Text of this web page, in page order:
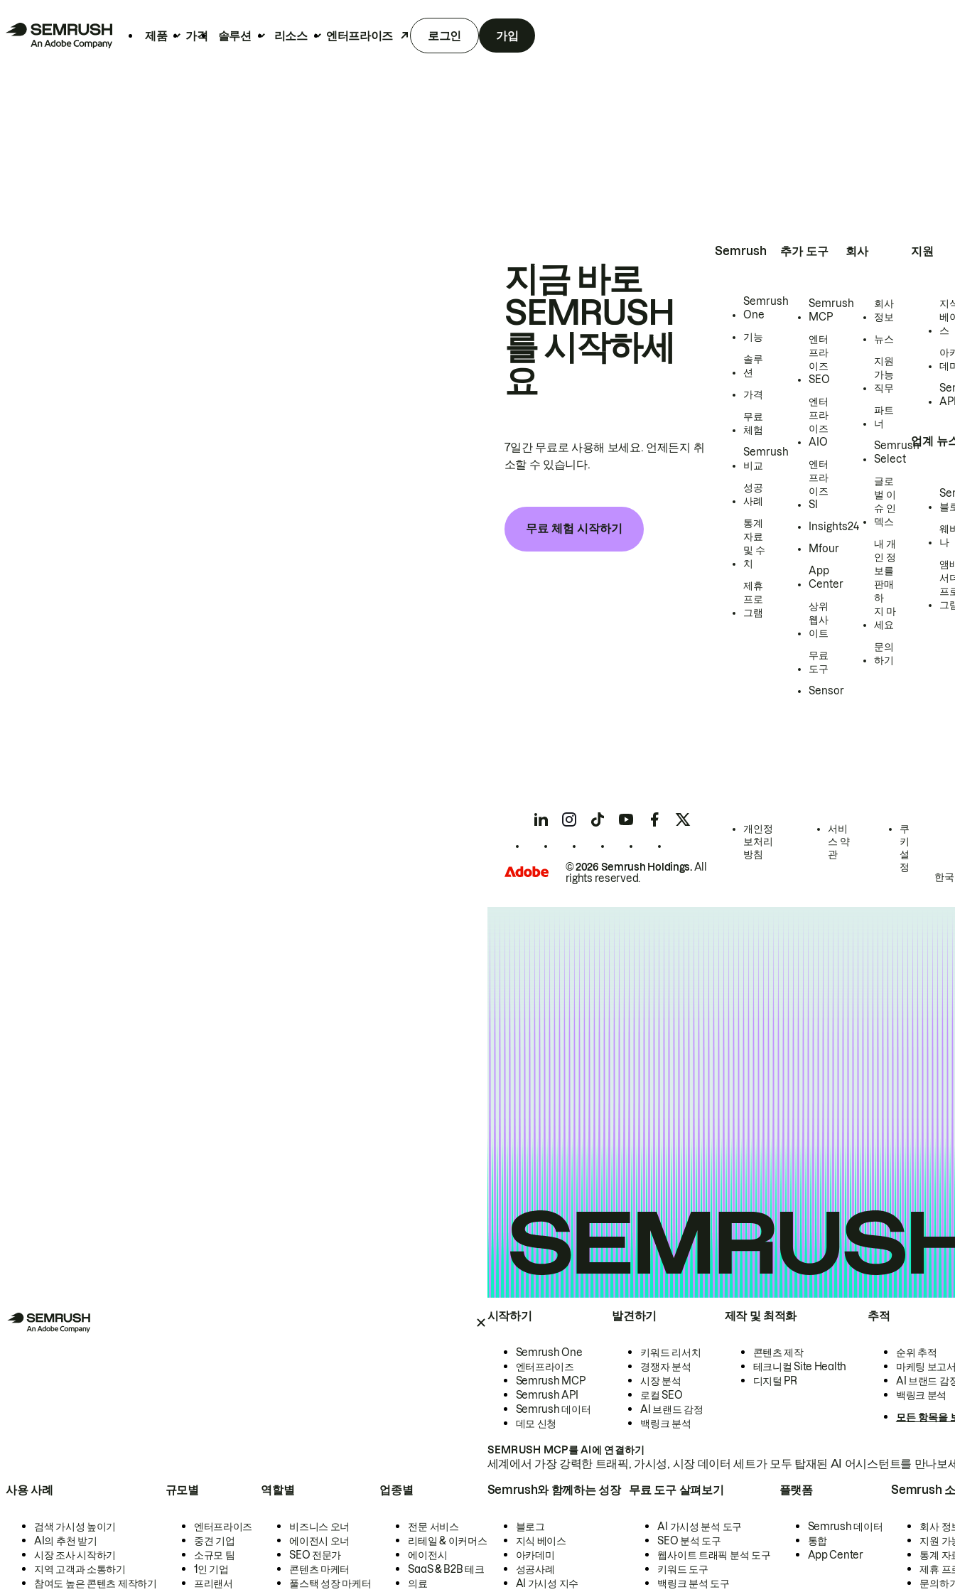
제품 가격 솔루션 리소스 엔터프라이즈 로그인 가입
시작하기
Semrush One
엔터프라이즈
Semrush MCP
Semrush API
Semrush 데이터
데모 신청
발견하기
키워드 리서치
경쟁자 분석
시장 분석
로컬 SEO
AI 브랜드 감정
백링크 분석
제작 및 최적화
콘텐츠 제작
테크니컬 Site Health
디지털 PR
추적
순위 추적
마케팅 보고
AI 브랜드 감
백링크 분석
모든 항목을
SEMRUSH MCP를 AI에 연결하기
세계에서 가장 강력한 트래픽, 가시성, 시장 데이터 세트가 모두 탑재된 AI 어시스턴트를 만나보
사용 사례
검색 가시성 높이기
AI의 추천 받기
시장 조사 시작하기
지역 고객과 소통하기
참여도 높은 콘텐츠 제작하기
규모별
엔터프라이즈
중견 기업
소규모 팀
1인 기업
프리랜서
역할별
비즈니스 오너
에이전시 오너
SEO 전문가
콘텐츠 마케터
풀스택 성장 마케터
업종별
전문 서비스
리테일 & 이커머스
에이전시
SaaS & B2B 테크
의료
Semrush와 함께하는 성장
블로그
지식 베이스
아카데미
성공사례
AI 가시성 지수
무료 도구 살펴보기
AI 가시성 분석 도구
SEO 분석 도구
웹사이트 트래픽 분석 도구
키워드 도구
백링크 분석 도구
플랫폼
Semrush 데이터
통합
App Center
Semrush
회사 정
지원 가
통계 자
제휴 프
문의하
지금 바로
SEMRUSH
를 시작하세
요
7일간 무료로 사용해 보세요. 언제든지 취
소할 수 있습니다.
무료 체험 시작하기
Semrush
Semrush
One
기능
솔루
션
가격
무료
체험
Semrush
비교
성공
사례
통계
자료
및 수
치
제휴
프로
그램
추가 도구
Semrush
MCP
엔터
프라
이즈
SEO
엔터
프라
이즈
AIO
엔터
프라
이즈
SI
Insights24
Mfour
App
Center
상위
웹사
이트
무료
도구
Sensor
회사
회사
정보
뉴스
지원
가능
직무
파트
너
Semrush
Select
글로
벌 이
슈 인
덱스
내 개
인 정
보를
판매
하
지 마
세요
문의
하기
지원
지
베
스
아
데
업계 뉴
블
웨
나
앰
서
프
그
© 2026 Semrush Holdings.All
rights reserved.
개인정
보처리
방침
서비
스 약
관
쿠
키
설
정
한